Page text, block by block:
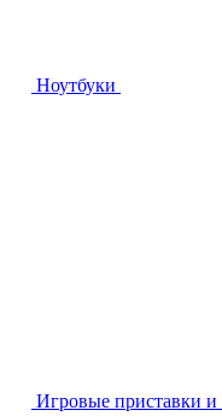
Ноутбуки
Игровые приставки и